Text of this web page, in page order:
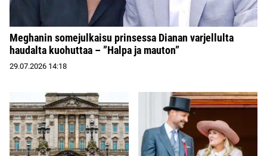
Meghanin somejulkaisu prinsessa Dianan varjellulta
haudalta kuohuttaa – ”Halpa ja mauton”
29.07.2026 14:18